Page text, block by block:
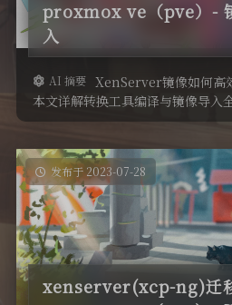
proxmox ve（pve）-
入
AI 摘要 XenServer镜像如何高
本文详解转换工具编译与镜像导入
移。
发布于 2023-07-28
xenserver(xcp-ng)迁